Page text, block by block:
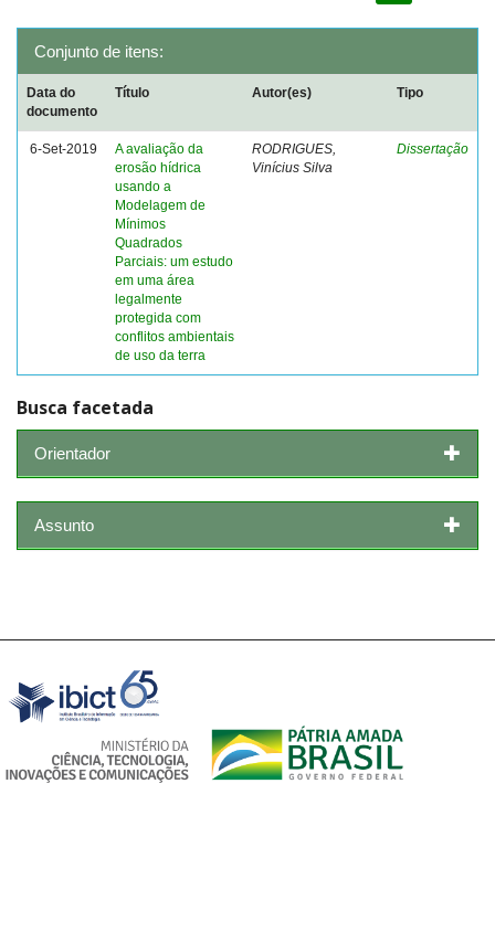
Conjunto de itens:
Data do
documento
Título Autor(es) Tipo
6-Set-2019
A avaliação da
erosão hídrica
usando a
Modelagem de
Mínimos
Quadrados
Parciais: um estudo
em uma área
legalmente
protegida com
conflitos ambientais
de uso da terra
RODRIGUES,
Vinícius Silva
Dissertação
Busca facetada
Orientador
Assunto